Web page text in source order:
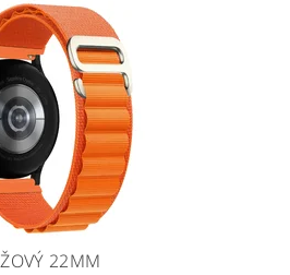
22MM